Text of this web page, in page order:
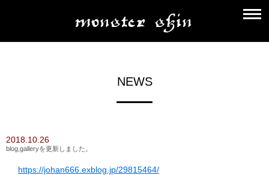
NEWS
2018.10.26
blog,galleryを更新しました。
https://johan666.exblog.jp/29815464/